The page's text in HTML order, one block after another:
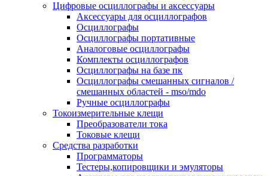
Цифровые осциллографы и аксессуары
Аксессуары для осциллографов
Осциллографы
Осциллографы портативные
Аналоговые осциллографы
Комплекты осциллографов
Осциллографы на базе пк
Осциллографы смешанных сигналов /
смешанных областей - mso/mdo
Ручные осциллографы
Токоизмерительные клещи
Преобразователи тока
Токовые клещи
Средства разработки
Программаторы
Тестеры,копировщики и эмуляторы